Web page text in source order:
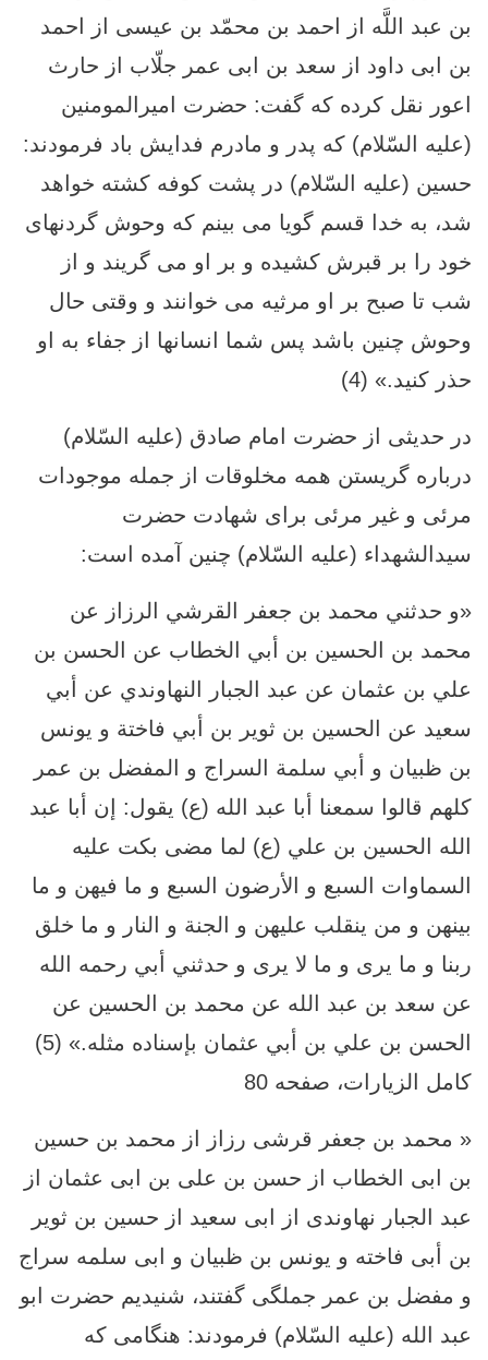
بن عبد اللَّه از احمد بن محمّد بن عيسى از احمد
بن ابى داود از سعد بن ابى عمر جلّاب از حارث
اعور نقل كرده كه گفت: حضرت امیرالمومنین
(عليه السّلام) كه پدر و مادرم فدايش باد فرمودند:
حسين (علیه السّلام) در پشت كوفه كشته خواهد
شد، به خدا قسم گويا مى‏ بينم كه وحوش گردنهاى
خود را بر قبرش كشيده و بر او مى ‏گريند و از
شب تا صبح بر او مرثيه مى ‏خوانند و وقتى حال
وحوش چنين باشد پس شما انسانها از جفاء به او
حذر كنيد.» (4)
در حدیثی از حضرت امام صادق (علیه السّلام)
درباره گریستن همه مخلوقات از جمله موجودات
مرئی و غیر مرئی برای شهادت حضرت
سیدالشهداء (علیه السّلام) چنین آمده است:
«و حدثني محمد بن جعفر القرشي الرزاز عن
محمد بن الحسين بن أبي الخطاب عن الحسن بن
علي بن عثمان عن عبد الجبار النهاوندي عن أبي
سعيد عن الحسين بن ثوير بن أبي فاختة و يونس
بن ظبيان و أبي سلمة السراج و المفضل بن عمر
كلهم قالوا سمعنا أبا عبد الله (ع) يقول:‏ إن أبا عبد
الله الحسين بن علي (ع) لما مضى بكت عليه
السماوات السبع و الأرضون السبع و ما فيهن و ما
بينهن و من ينقلب عليهن و الجنة و النار و ما خلق
ربنا و ما يرى و ما لا يرى و حدثني أبي رحمه الله
عن سعد بن عبد الله عن محمد بن الحسين عن
الحسن بن علي بن أبي عثمان بإسناده‏ مثله.» (5)
كامل الزيارات، صفحه 80
« محمد بن جعفر قرشى رزاز از محمد بن حسين
بن ابى الخطاب از حسن بن على بن ابى عثمان از
عبد الجبار نهاوندى از ابى سعيد از حسين بن ثوير
بن أبى فاخته و يونس بن ظبيان و ابى سلمه سراج
و مفضل بن عمر جملگى گفتند، شنيديم حضرت ابو
عبد الله (عليه السّلام) فرمودند: هنگامى كه